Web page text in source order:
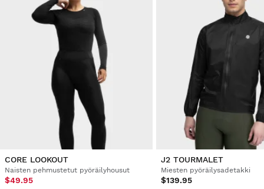
käytetty, se on alkuperäisessä muodossaan ja sen pakkaus
on ehjä
Varmistettu ostaja
Estefanía Contreras Farelo
Cycling Socks Siroko S1 Olive Sa Calobra M-L
Alkuperäinen ja kaunis muotoilu. Erittäin mukava.
1 henkilö piti arvostelua hyödyllisenä
Oliko tämä arvostelu hyödyllinen? 2 vuotta sitten
Varmistettu ostaja
CORE LOOKOUT
Naisten pehmustetut pyöräilyhousut
$49.95
J2 TOURMALET
Miesten pyöräilysadetakki
$139.95